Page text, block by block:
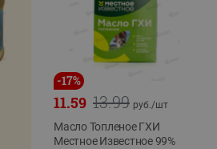
-17%
13.99
11.59 руб./шт
Масло Топленое ГХИ
Местное Известное 99%